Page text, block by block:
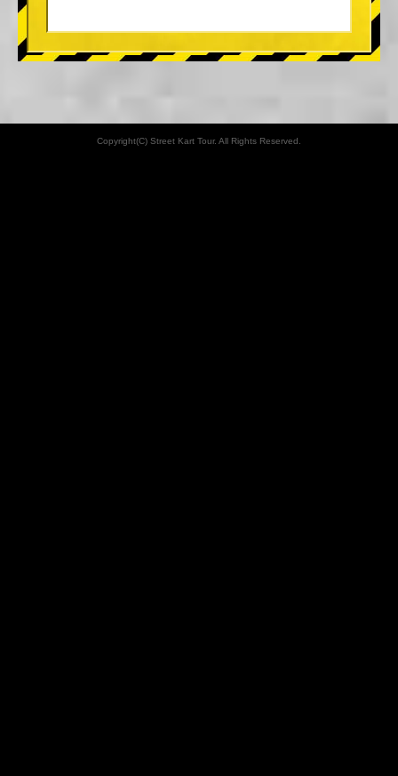
Copyright(C) Street Kart Tour. All Rights Reserved.